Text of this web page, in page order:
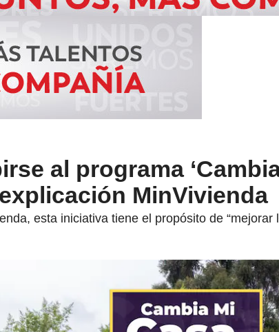
al programa
MinVivienda
esta iniciativa tiene el propósito de